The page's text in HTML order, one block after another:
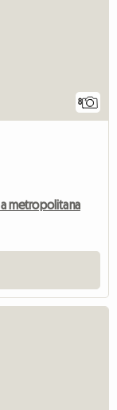
8
metropolitana